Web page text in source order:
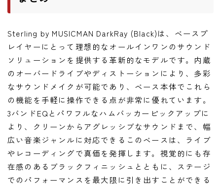
Sterling by MUSICMAN DarkRay (Black)は、ベースプ
レイヤーにとって理想的なオールインワンのサウンド
ソリューションを提供する革新的なモデルです。内蔵
のオーバードライブやディストーションにより、多彩
なサウンドメイクが可能であり、ベース本体でこれら
の機能を手軽に操作できる点が非常に優れています。
3バンドEQとパワフルなハムバッカーピックアップに
より、クリーンからアグレッシブなサウンドまで、幅
広い音楽ジャンルに対応できるこのベースは、ライブ
やレコーディングで真価を発揮します。視覚的にも存
在感のあるブラックフィニッシュとともに、ステージ
でのパフォーマンスを最大限に引き出すことができる